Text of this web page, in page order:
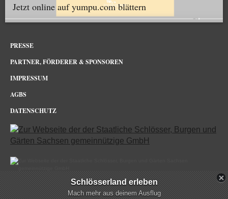
Jetzt online auf yumpu.com blättern
PRESSE
PARTNER, FÖRDERER & SPONSOREN
IMPRESSUM
AGBS
DATENSCHUTZ
Schloss & Park Pillnitz Dresden im Netz
Schlösserland erleben
Mach mehr aus deinem Ausflug